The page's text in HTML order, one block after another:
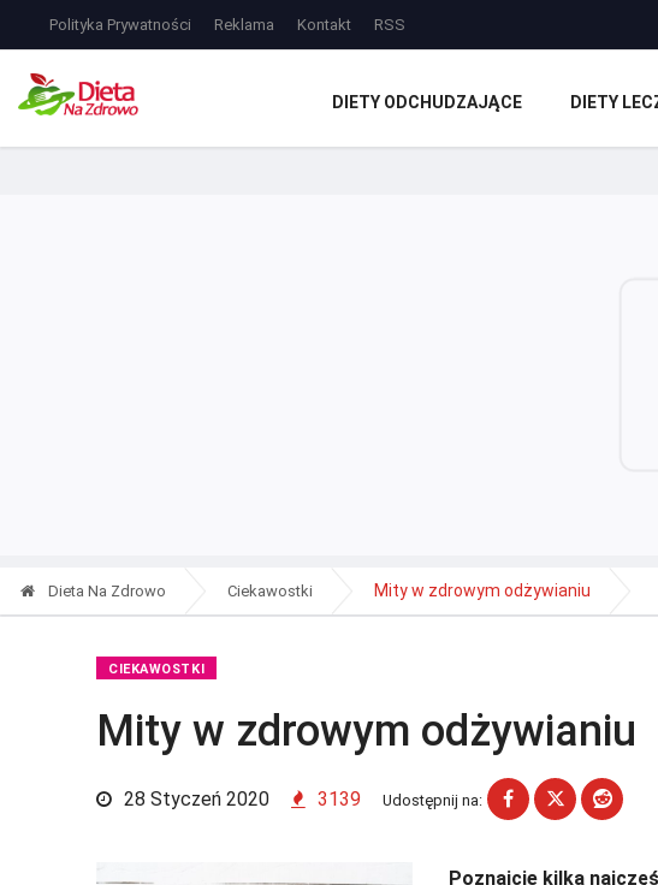
Polityka Prywatności Reklama Kontakt RSS
DIETY ODCHUDZAJĄCE DIETY
Dieta Na Zdrowo Ciekawostki Mity w zdrowym odżywianiu
CIEKAWOSTKI
Mity w zdrowym odżywianiu
28 Styczeń 2020 3139 Udostępnij na:
Poznajcie kilka